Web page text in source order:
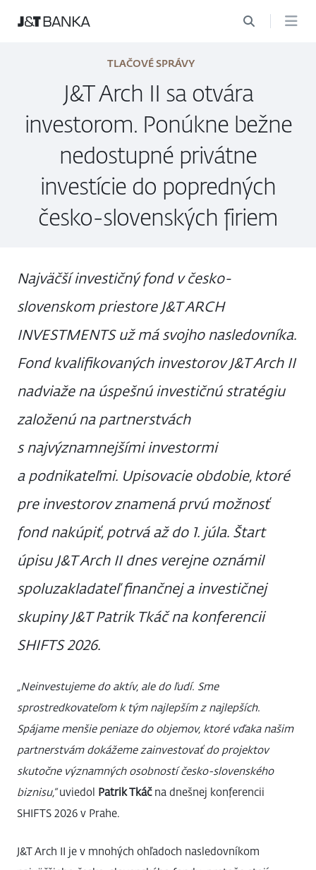
TLAČOVÉ SPRÁVY
J&T Arch II sa otvára
investorom. Ponúkne bežne
nedostupné privátne
investície do popredných
česko-slovenských firiem
Najväčší investičný fond v česko-
slovenskom priestore J&T ARCH
INVESTMENTS už má svojho nasledovníka.
Fond kvalifikovaných investorov J&T Arch II
nadviaže na úspešnú investičnú stratégiu
založenú na partnerstvách
s najvýznamnejšími investormi
a podnikateľmi. Upisovacie obdobie, ktoré
pre investorov znamená prvú možnosť
fond nakúpiť, potrvá až do 1. júla. Štart
úpisu J&T Arch II dnes verejne oznámil
spoluzakladateľ finančnej a investičnej
skupiny J&T Patrik Tkáč na konferencii
SHIFTS 2026.
„Neinvestujeme do aktív, ale do ľudí. Sme
sprostredkovateľom k tým najlepším z najlepších.
Spájame menšie peniaze do objemov, ktoré vďaka našim
partnerstvám dokážeme zainvestovať do projektov
skutočne významných osobností česko-slovenského
biznisu,“uviedol Patrik Tkáčna dnešnej konferencii
SHIFTS 2026 v Prahe.
J&T Arch II je v mnohých ohľadoch nasledovníkom